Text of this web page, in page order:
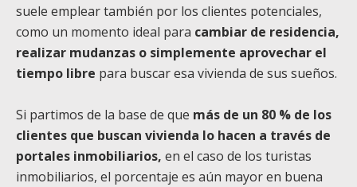
suele emplear también por los clientes potenciales,
como un momento ideal para cambiar de residencia,
realizar mudanzas o simplemente aprovechar el
tiempo libre para buscar esa vivienda de sus sueños.
Si partimos de la base de que más de un 80 % de los
clientes que buscan vivienda lo hacen a través de
portales inmobiliarios, en el caso de los turistas
inmobiliarios, el porcentaje es aún mayor en buena